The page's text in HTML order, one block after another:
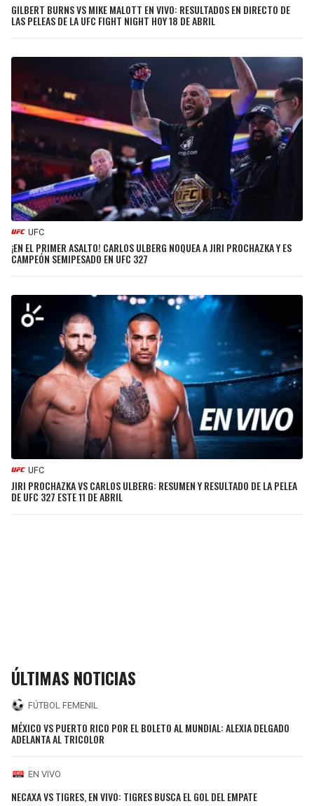
GILBERT BURNS VS MIKE MALOTT EN VIVO: RESULTADOS EN DIRECTO DE
LAS PELEAS DE LA UFC FIGHT NIGHT HOY 18 DE ABRIL
UFC
¡EN EL PRIMER ASALTO! CARLOS ULBERG NOQUEA A JIRI PROCHAZKA Y ES
CAMPEÓN SEMIPESADO EN UFC 327
UFC
JIRI PROCHAZKA VS CARLOS ULBERG: RESUMEN Y RESULTADO DE LA PELEA
DE UFC 327 ESTE 11 DE ABRIL
ÚLTIMAS NOTICIAS
FÚTBOL FEMENIL
MÉXICO VS PUERTO RICO POR EL BOLETO AL MUNDIAL: ALEXIA DELGADO
ADELANTA AL TRICOLOR
EN VIVO
NECAXA VS TIGRES, EN VIVO: TIGRES BUSCA EL GOL DEL EMPATE